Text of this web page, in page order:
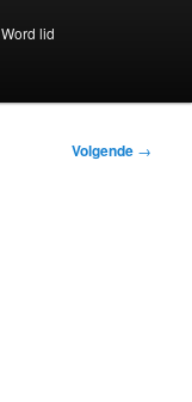
Word lid
Volgende →